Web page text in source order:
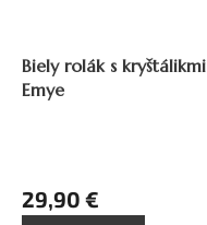
Biely rolák s kryštálikmi
Emye
29,90 €